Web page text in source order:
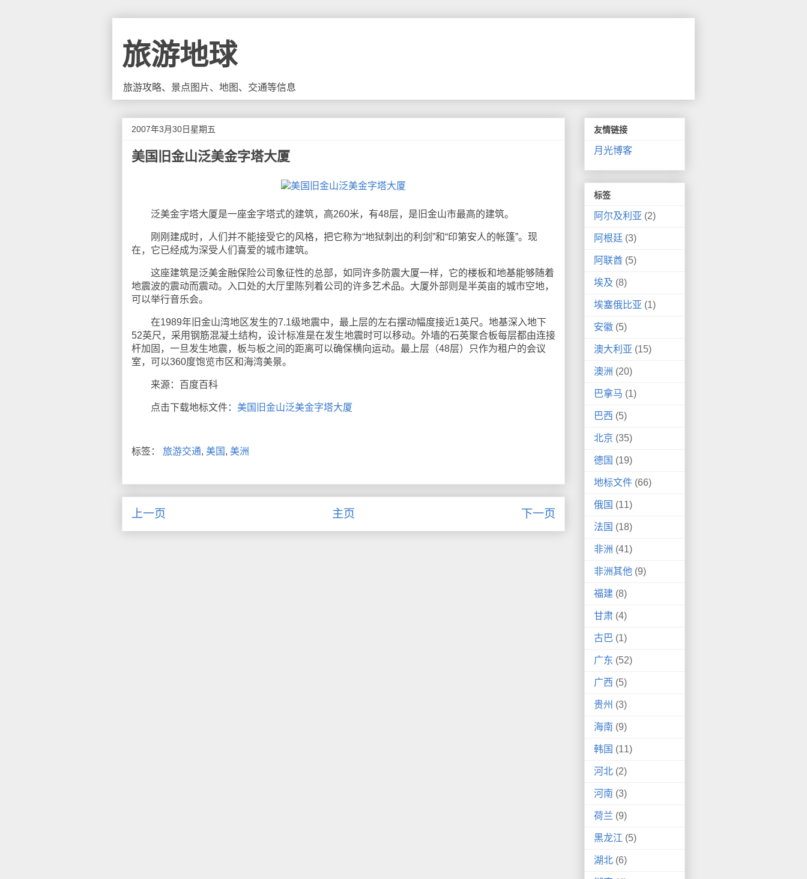
旅游地球
旅游攻略、景点图片、地图、交通等信息
2007年3月30日星期五
美国旧金山泛美金字塔大厦
泛美金字塔大厦是一座金字塔式的建筑，高260米，有48层，是旧金山市最高的建筑。
刚刚建成时，人们并不能接受它的风格，把它称为“地狱刺出的利剑”和“印第安人的帐篷”。现
在，它已经成为深受人们喜爱的城市建筑。
这座建筑是泛美金融保险公司象征性的总部，如同许多防震大厦一样，它的楼板和地基能够随着
地震波的震动而震动。入口处的大厅里陈列着公司的许多艺术品。大厦外部则是半英亩的城市空地，
可以举行音乐会。
在1989年旧金山湾地区发生的7.1级地震中，最上层的左右摆动幅度接近1英尺。地基深入地下
52英尺，采用钢筋混凝土结构，设计标准是在发生地震时可以移动。外墙的石英聚合板每层都由连接
杆加固，一旦发生地震，板与板之间的距离可以确保横向运动。最上层（48层）只作为租户的会议
室，可以360度饱览市区和海湾美景。
来源：百度百科
点击下载地标文件： 美国旧金山泛美金字塔大厦
标签： 旅游交通, 美国 , 美洲
上一页 下一页
主页
友情链接
月光博客
标签
阿尔及利亚 (2)
阿根廷 (3)
阿联酋 (5)
埃及 (8)
埃塞俄比亚 (1)
安徽 (5)
澳大利亚 (15)
澳洲 (20)
巴拿马 (1)
巴西 (5)
北京 (35)
德国 (19)
地标文件 (66)
俄国 (11)
法国 (18)
非洲 (41)
非洲其他 (9)
福建 (8)
甘肃 (4)
古巴 (1)
广东 (52)
广西 (5)
贵州 (3)
海南 (9)
韩国 (11)
河北 (2)
河南 (3)
荷兰 (9)
黑龙江 (5)
湖北 (6)